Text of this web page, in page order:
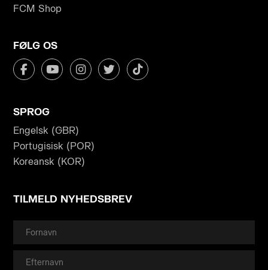
FCM Shop
FØLG OS
SPROG
Engelsk (GBR)
Portugisisk (POR)
Koreansk (KOR)
TILMELD NYHEDSBREV